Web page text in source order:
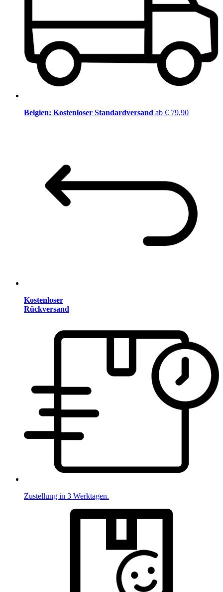
Belgien: Kostenloser Standardversand ab € 79,90
Kostenloser
Rückversand
Zustellung in 3 Werktagen.